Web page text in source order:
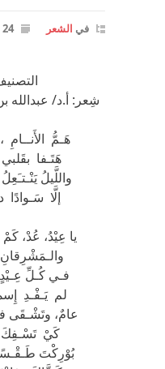
في الشعر 24 نوفمبر، 2014
شِعر: أ.د/ عبدالله
هَـمُّ الأَنــامِ
هَتَـفا
واللَّيلُ
إلَّا
يا عِيْدُ، عُدْ،
فـي كُـلِّ
لم يَـفْـدِ
عامٌ، وتَشْـقَى
كَيْ تَسْـفِكَ
بُوْرِكْتَ